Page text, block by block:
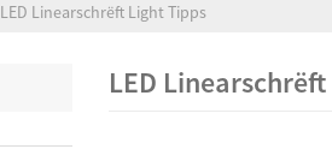
LED Linearschrëft Light Tipps
LED